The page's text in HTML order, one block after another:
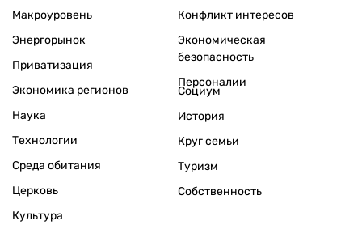
Макроуровень
Энергорынок
Приватизация
Экономика регионов
Конфликт интересов
Экономическая
безопасность
Персоналии
Наука
Технологии
Среда обитания
Церковь
Культура
Социум
История
Круг семьи
Туризм
Собственность